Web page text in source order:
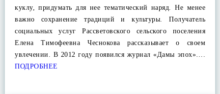
куклу, придумать для нее тематический наряд. Не менее
важно сохранение традиций и культуры. Получатель
социальных услуг Рассветовского сельского поселения
Елена Тимофеевна Чеснокова рассказывает о своем
увлечении. В 2012 году появился журнал «Дамы эпох»….
ПОДРОБНЕЕ